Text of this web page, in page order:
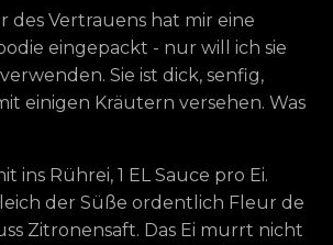
des Vertrauens hat mir eine
eingepackt - nur will ich sie
Sie ist dick, senfig,
einigen Kräutern versehen. Was
ins Rührei, 1 EL Sauce pro Ei.
der Süße ordentlich Fleur de
Zitronensaft. Das Ei murrt nicht